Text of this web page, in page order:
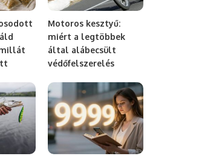
Motoros kesztyű:
miért a legtöbbek
által alábecsült
védőfelszerelés